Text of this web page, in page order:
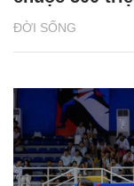
ĐỜI SỐNG